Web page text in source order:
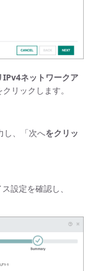
IPv4ネットワークア
リックします。
し、「次へをクリッ
設定を確認し、